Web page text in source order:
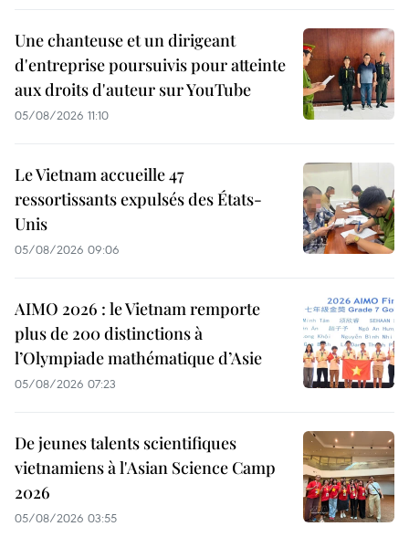
Une chanteuse et un dirigeant
d'entreprise poursuivis pour atteinte
aux droits d'auteur sur YouTube
05/08/2026 11:10
Le Vietnam accueille 47
ressortissants expulsés des États-
Unis
05/08/2026 09:06
AIMO 2026 : le Vietnam remporte
plus de 200 distinctions à
l’Olympiade mathématique d’Asie
05/08/2026 07:23
De jeunes talents scientifiques
vietnamiens à l'Asian Science Camp
2026
05/08/2026 03:55